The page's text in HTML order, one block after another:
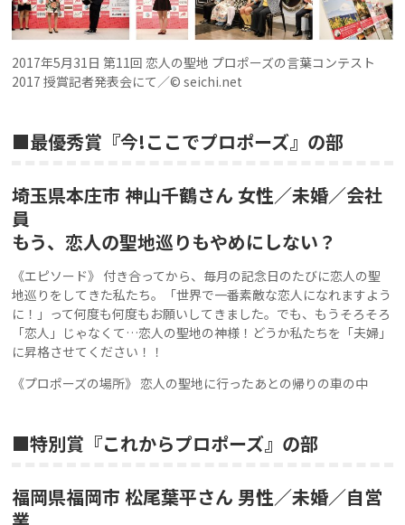
2017年5月31日 第11回 恋人の聖地 プロポーズの言葉コンテスト
2017 授賞記者発表会にて／© seichi.net
■最優秀賞『今!ここでプロポーズ』の部
埼玉県本庄市 神山千鶴さん 女性／未婚／会社
員
もう、恋人の聖地巡りもやめにしない？
《エピソード》 付き合ってから、毎月の記念日のたびに恋人の聖
地巡りをしてきた私たち。「世界で一番素敵な恋人になれますよう
に！」って何度も何度もお願いしてきました。でも、もうそろそろ
「恋人」じゃなくて…恋人の聖地の神様！どうか私たちを「夫婦」
に昇格させてください！！
《プロポーズの場所》 恋人の聖地に行ったあとの帰りの車の中
■特別賞『これからプロポーズ』の部
福岡県福岡市 松尾葉平さん 男性／未婚／自営